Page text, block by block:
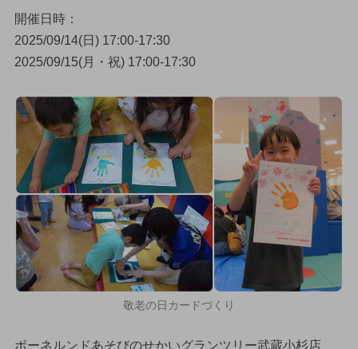
開催日時：
2025/09/14(日) 17:00-17:30
2025/09/15(月・祝) 17:00-17:30
敬老の日カードづくり
ボーネルンドあそびのせかいグランツリー武蔵小杉店